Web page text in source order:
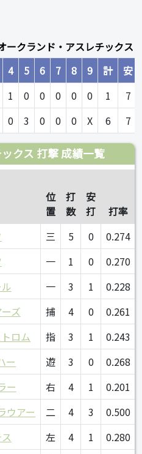
ークランド・アスレチックス
4 5 6 7 8 9 計
安
1 0 0 0 0 0 1
7
0 3 0 0 0 X 6 7
クス 打撃 成績一覧
位
置
打
数
安
打
打率
三 5 0
0.274
一 1 0
0.270
一 3 1
0.228
ズ 捕 4 0
0.261
ロム 指 3 1
0.243
ー 遊 3 0
0.268
ー 右 4 1
0.201
ウアー 二 4 3
0.500
左 4 1
0.280